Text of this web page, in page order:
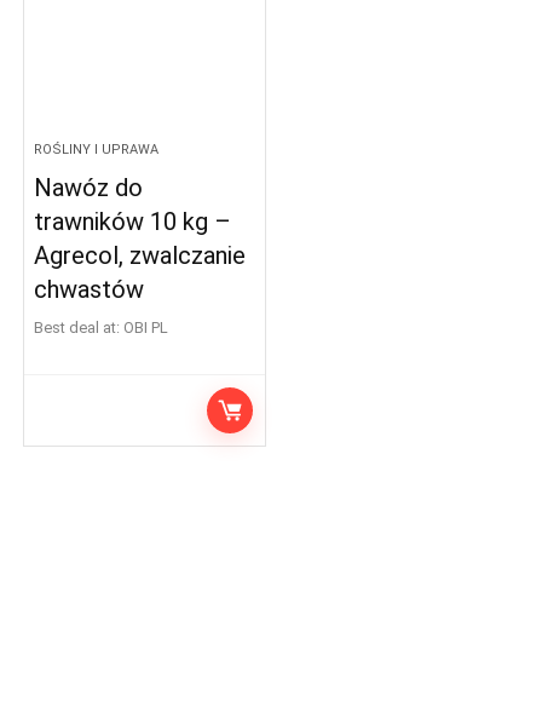
ROŚLINY I UPRAWA
Nawóz do
trawników 10 kg –
Agrecol, zwalczanie
chwastów
Best deal at: OBI PL